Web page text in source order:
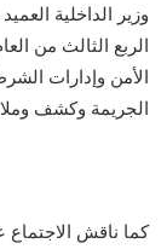
وزير الداخلية
الربع الثالث من
الأمن وإدارات
الجريمة وكشف
كما ناقش الاجتماع